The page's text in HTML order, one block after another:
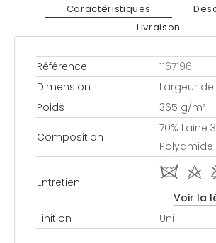
Caractéristiques
Livraison
Référence
1167196
Dimension
Largeur de
Poids
365 g/m²
Composition
70% Laine
Polyamide
Entretien
i d
Voir la
Finition
Uni